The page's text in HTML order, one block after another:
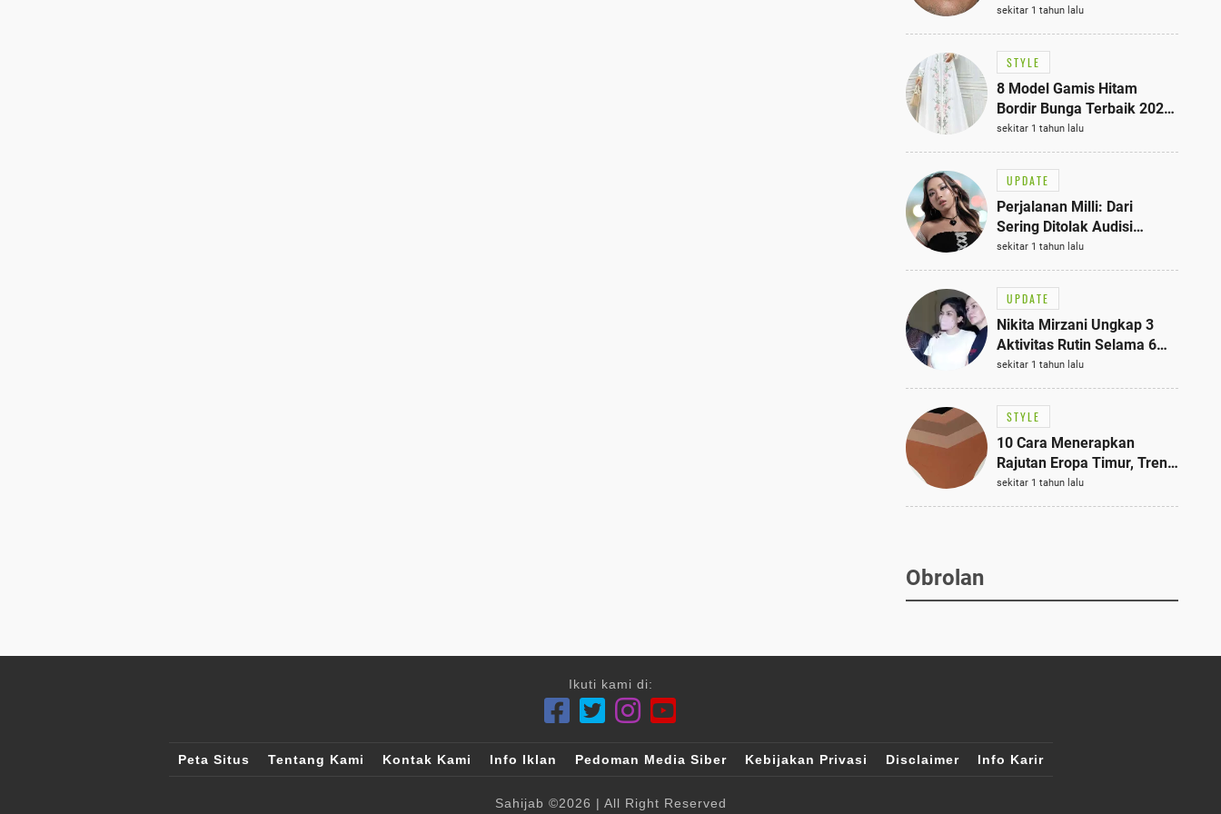
Bisa Jadi Inspirasi
Fashionmu
sekitar 1 tahun lalu
STYLE
8 Model Gamis Hitam
Bordir Bunga Terbaik 2025,
Stylish untuk Hangout
hingga Acara Semi-Formal
sekitar 1 tahun lalu
UPDATE
Perjalanan Milli: Dari
Sering Ditolak Audisi
hingga Menjadi Rapper Top
10 Thailand
sekitar 1 tahun lalu
UPDATE
Nikita Mirzani Ungkap 3
Aktivitas Rutin Selama 6
Bulan di Rutan Pondok
Bambu, Terungkap!
sekitar 1 tahun lalu
STYLE
10 Cara Menerapkan
Rajutan Eropa Timur, Tren
Mode Terbaik dan Paling
Dicari 2023
sekitar 1 tahun lalu
Obrolan
Ikuti kami di:
Peta Situs Tentang Kami Kontak Kami Info Iklan Pedoman Media Siber Kebijakan Privasi Disclaimer Info Karir
Sahijab ©2026 | All Right Reserved